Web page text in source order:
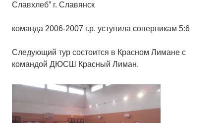
Славхлеб” г. Славянск
команда 2006-2007 г.р. уступила соперникам 5:6
Следующий тур состоится в Красном Лимане с
командой ДЮСШ Красный Лиман.